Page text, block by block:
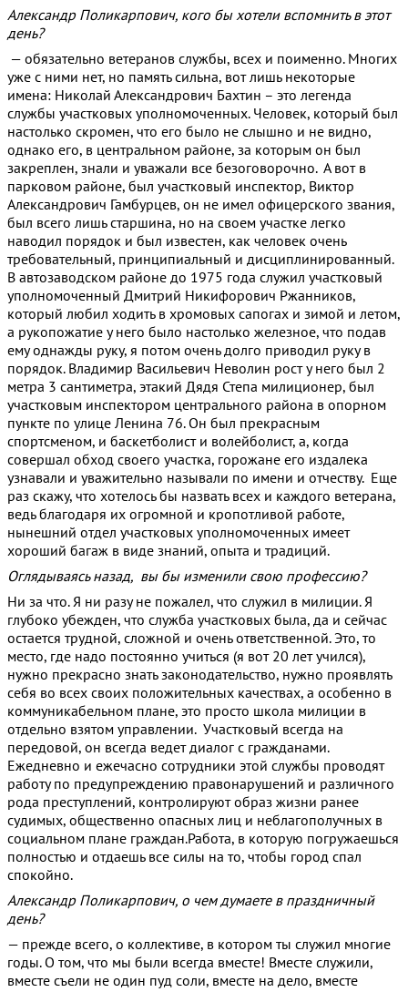
Александр Поликарпович, кого бы хотели вспомнить в этот
день?
— обязательно ветеранов службы, всех и поименно. Многих
уже с ними нет, но память сильна, вот лишь некоторые
имена: Николай Александрович Бахтин – это легенда
службы участковых уполномоченных. Человек, который был
настолько скромен, что его было не слышно и не видно,
однако его, в центральном районе, за которым он был
закреплен, знали и уважали все безоговорочно. А вот в
парковом районе, был участковый инспектор, Виктор
Александрович Гамбурцев, он не имел офицерского звания,
был всего лишь старшина, но на своем участке легко
наводил порядок и был известен, как человек очень
требовательный, принципиальный и дисциплинированный.
В автозаводском районе до 1975 года служил участковый
уполномоченный Дмитрий Никифорович Ржанников,
который любил ходить в хромовых сапогах и зимой и летом,
а рукопожатие у него было настолько железное, что подав
ему однажды руку, я потом очень долго приводил руку в
порядок. Владимир Васильевич Неволин рост у него был 2
метра 3 сантиметра, этакий Дядя Степа милиционер, был
участковым инспектором центрального района в опорном
пункте по улице Ленина 76. Он был прекрасным
спортсменом, и баскетболист и волейболист, а, когда
совершал обход своего участка, горожане его издалека
узнавали и уважительно называли по имени и отчеству. Еще
раз скажу, что хотелось бы назвать всех и каждого ветерана,
ведь благодаря их огромной и кропотливой работе,
нынешний отдел участковых уполномоченных имеет
хороший багаж в виде знаний, опыта и традиций.
Оглядываясь назад, вы бы изменили свою профессию?
Ни за что. Я ни разу не пожалел, что служил в милиции. Я
глубоко убежден, что служба участковых была, да и сейчас
остается трудной, сложной и очень ответственной. Это, то
место, где надо постоянно учиться (я вот 20 лет учился),
нужно прекрасно знать законодательство, нужно проявлять
себя во всех своих положительных качествах, а особенно в
коммуникабельном плане, это просто школа милиции в
отдельно взятом управлении. Участковый всегда на
передовой, он всегда ведет диалог с гражданами.
Ежедневно и ежечасно сотрудники этой службы проводят
работу по предупреждению правонарушений и различного
рода преступлений, контролируют образ жизни ранее
судимых, общественно опасных лиц и неблагополучных в
социальном плане граждан.Работа, в которую погружаешься
полностью и отдаешь все силы на то, чтобы город спал
спокойно.
Александр Поликарпович, о чем думаете в праздничный
день?
— прежде всего, о коллективе, в котором ты служил многие
годы. О том, что мы были всегда вместе! Вместе служили,
вместе съели не один пуд соли, вместе на дело, вместе